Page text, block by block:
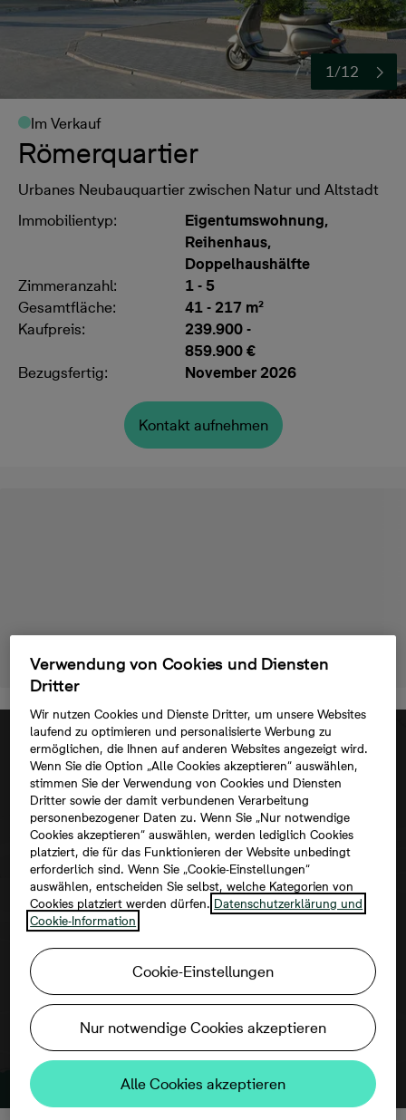
1/12
Im Verkauf
Römerquartier
Urbanes Neubauquartier zwischen Natur und Altstadt
Immobilientyp:
Eigentumswohnung,
Reihenhaus,
Doppelhaushälfte
Zimmeranzahl:
1 - 5
Gesamtfläche:
41 - 217 m²
Kaufpreis:
239.900 -
859.900 €
Bezugsfertig:
November 2026
Kontakt aufnehmen
Um diese Karte ansehen zu können,
aktivieren Sie bitte die Dienste Dritter in
den Cookie-Einstellungen.
Verwendung von Cookies und Diensten
Dritter
Wir nutzen Cookies und Dienste Dritter, um unsere Websites
laufend zu optimieren und personalisierte Werbung zu
ermöglichen, die Ihnen auf anderen Websites angezeigt wird.
Wenn Sie die Option „Alle Cookies akzeptieren“ auswählen,
stimmen Sie der Verwendung von Cookies und Diensten
Dritter sowie der damit verbundenen Verarbeitung
personenbezogener Daten zu. Wenn Sie „Nur notwendige
Cookies akzeptieren“ auswählen, werden lediglich Cookies
platziert, die für das Funktionieren der Website unbedingt
erforderlich sind. Wenn Sie „Cookie-Einstellungen“
auswählen, entscheiden Sie selbst, welche Kategorien von
Cookies platziert werden dürfen. Datenschutzerklärung und
Cookie-Information
Cookie-Einstellungen
Nur notwendige Cookies akzeptieren
Alle Cookies akzeptieren